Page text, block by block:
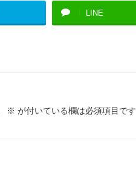
LINE
※ が付いている欄は必須項目です